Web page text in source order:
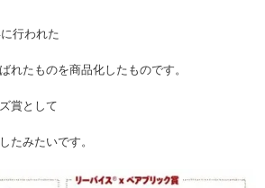
行われた
れたものを商品化したものです。
賞として
たみたいです。